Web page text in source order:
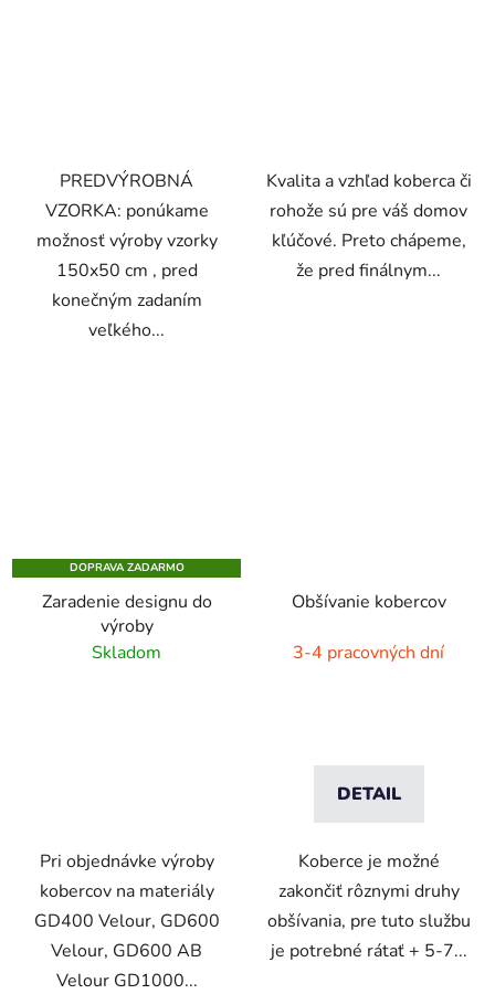
PREDVÝROBNÁ
VZORKA: ponúkame
možnosť výroby vzorky
150x50 cm , pred
konečným zadaním
veľkého...
Kvalita a vzhľad koberca či
rohože sú pre váš domov
kľúčové. Preto chápeme,
že pred finálnym...
DOPRAVA ZADARMO
Zaradenie designu do
výroby
Skladom
Pri objednávke výroby
kobercov na materiály
GD400 Velour, GD600
Velour, GD600 AB
Velour GD1000...
Obšívanie kobercov
3-4 pracovných dní
DETAIL
Koberce je možné
zakončiť rôznymi druhy
obšívania, pre tuto službu
je potrebné rátať + 5-7...